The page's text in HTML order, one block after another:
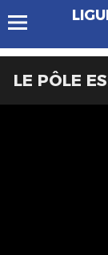
LE PÔLE